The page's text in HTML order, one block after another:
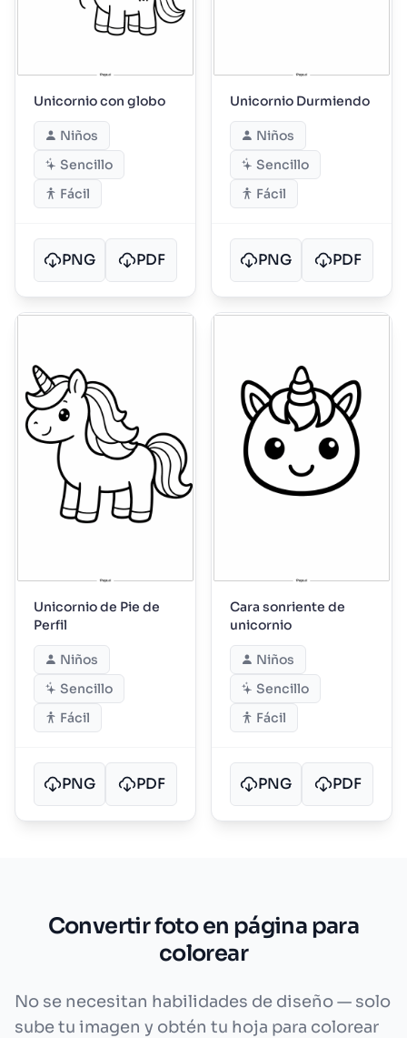
Unicornio con globo
Niños
Sencillo
Fácil
PNG PDF
Unicornio Durmiendo
Niños
Sencillo
Fácil
PNG PDF
Unicornio de Pie de
Perfil
Niños
Sencillo
Fácil
PNG PDF
Cara sonriente de
unicornio
Niños
Sencillo
Fácil
PNG PDF
Convertir foto en página para
colorear
No se necesitan habilidades de diseño — solo
sube tu imagen y obtén tu hoja para colorear